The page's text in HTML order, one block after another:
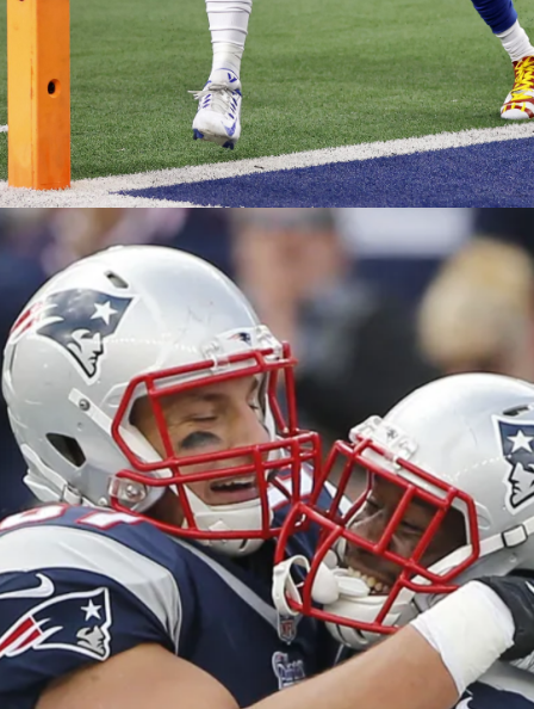
Web Story
2012 में न्यू इंग्लैंड पैट्रियट्स
से 59-24 से हारने के बाद
स...
2012 में न्यू इंग्लैंड पैट्रियट्स से 59-24 से हारने के बाद से
कोल्ट्स के खिलाफ 54 रन सबसे ज्यादा है।